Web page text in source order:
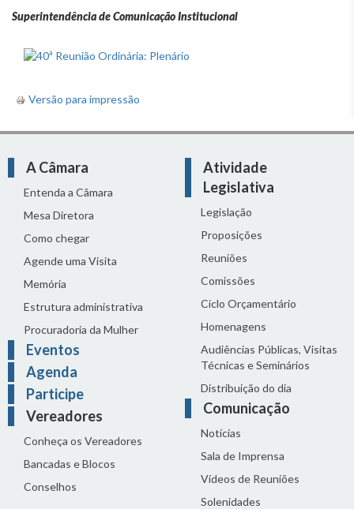
Superintendência de Comunicação Institucional
Versão para impressão
A Câmara
Entenda a Câmara
Mesa Diretora
Como chegar
Agende uma Visita
Memória
Estrutura administrativa
Procuradoria da Mulher
Eventos
Agenda
Participe
Vereadores
Conheça os Vereadores
Bancadas e Blocos
Conselhos
Atividade
Legislativa
Legislação
Proposições
Reuniões
Comissões
Ciclo Orçamentário
Homenagens
Audiências Públicas, Visitas
Técnicas e Seminários
Distribuição do dia
Comunicação
Notícias
Sala de Imprensa
Vídeos de Reuniões
Solenidades